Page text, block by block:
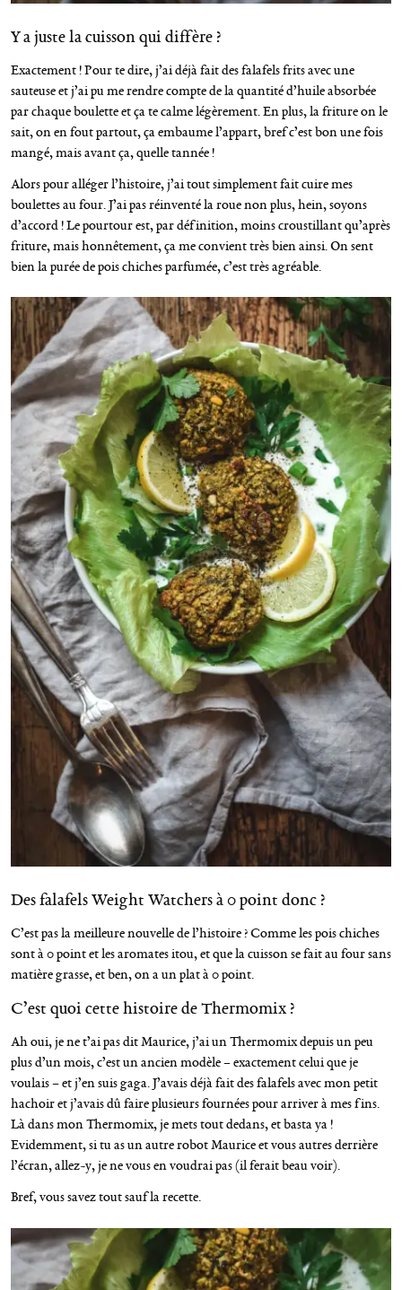
Y a juste la cuisson qui diffère ?
Exactement ! Pour te dire, j’ai déjà fait des falafels frits avec une
sauteuse et j’ai pu me rendre compte de la quantité d’huile absorbée
par chaque boulette et ça te calme légèrement. En plus, la friture on le
sait, on en fout partout, ça embaume l’appart, bref c’est bon une fois
mangé, mais avant ça, quelle tannée !
Alors pour alléger l’histoire, j’ai tout simplement fait cuire mes
boulettes au four. J’ai pas réinventé la roue non plus, hein, soyons
d’accord ! Le pourtour est, par définition, moins croustillant qu’après
friture, mais honnêtement, ça me convient très bien ainsi. On sent
bien la purée de pois chiches parfumée, c’est très agréable.
Des falafels Weight Watchers à 0 point donc ?
C’est pas la meilleure nouvelle de l’histoire ? Comme les pois chiches
sont à 0 point et les aromates itou, et que la cuisson se fait au four sans
matière grasse, et ben, on a un plat à 0 point.
C’est quoi cette histoire de Thermomix ?
Ah oui, je ne t’ai pas dit Maurice, j’ai un Thermomix depuis un peu
plus d’un mois, c’est un ancien modèle – exactement celui que je
voulais – et j’en suis gaga. J’avais déjà fait des falafels avec mon petit
hachoir et j’avais dû faire plusieurs fournées pour arriver à mes fins.
Là dans mon Thermomix, je mets tout dedans, et basta ya !
Evidemment, si tu as un autre robot Maurice et vous autres derrière
l’écran, allez-y, je ne vous en voudrai pas (il ferait beau voir).
Bref, vous savez tout sauf la recette.